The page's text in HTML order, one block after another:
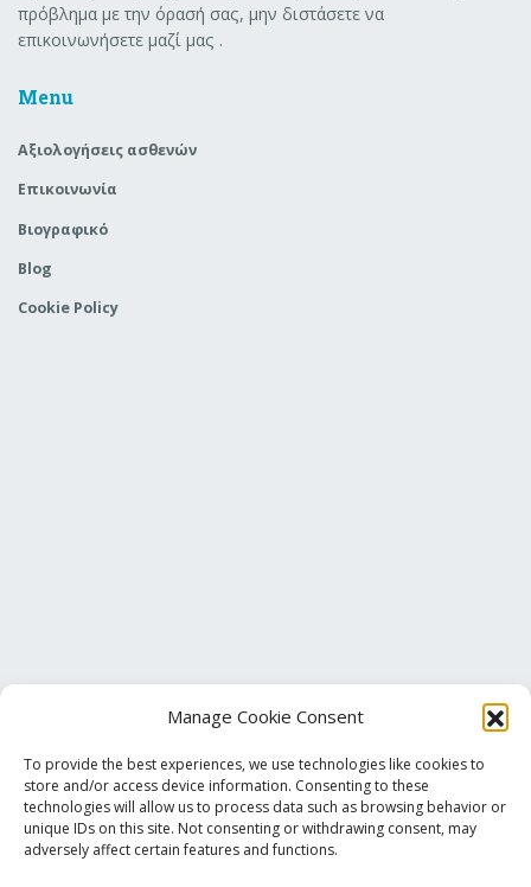
Manage Cookie Consent
To provide the best experiences, we use technologies like cookies to
store and/or access device information. Consenting to these
technologies will allow us to process data such as browsing behavior or
unique IDs on this site. Not consenting or withdrawing consent, may
adversely affect certain features and functions.
πρόβλημα με την όρασή σας, μην διστάσετε να
επικοινωνήσετε μαζί μας .
Menu
Aξιολογήσεις ασθενών
Επικοινωνία
Βιογραφικό
Blog
Cookie Policy
Τηλ. Επικοινωνίας
+30 213 033 6501